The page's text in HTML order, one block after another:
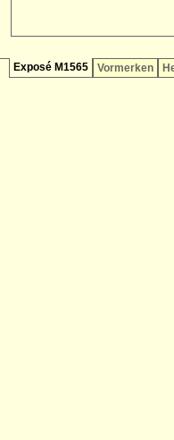
Exposé M1565 Vormerken